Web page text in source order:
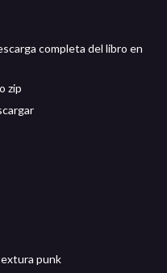
completa del libro en
zip
punk